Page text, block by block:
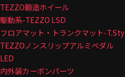
TEZZO鍛造ホイール
駆動系-TEZZO LSD
フロアマット・トランクマット-
TEZZOノンスリップアルミペダル
LED
内外装カーボンパーツ